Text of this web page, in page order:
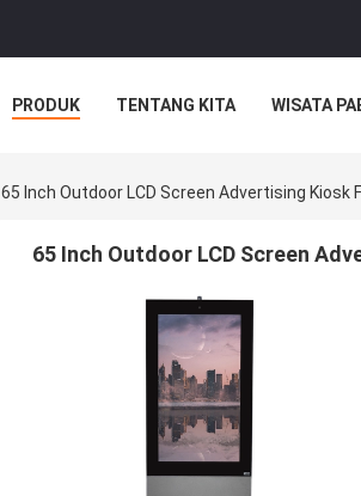
PRODUK TENTANG KITA WISATA
65 Inch Outdoor LCD Screen Advertising Kiosk
65 Inch Outdoor LCD Screen